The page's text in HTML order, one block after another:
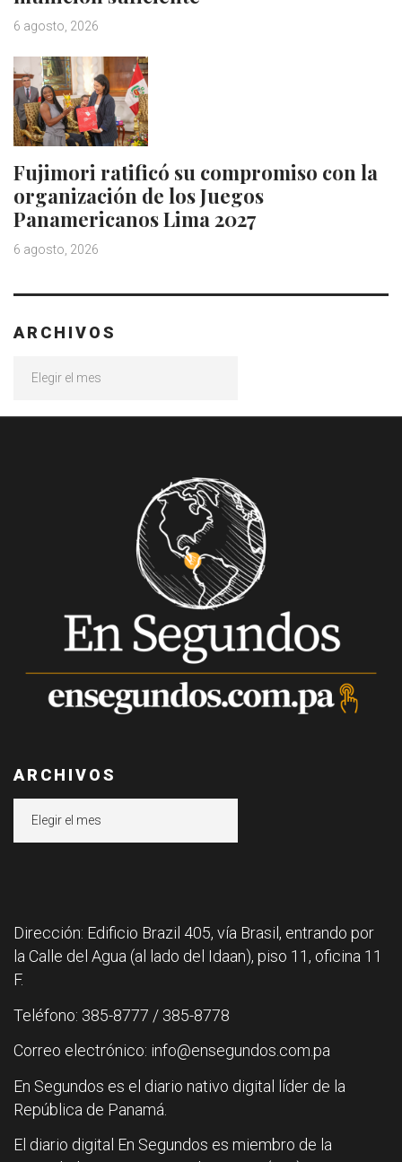
6 agosto, 2026
Fujimori ratificó su compromiso con la
organización de los Juegos
Panamericanos Lima 2027
6 agosto, 2026
ARCHIVOS
ARCHIVOS
Dirección: Edificio Brazil 405, vía Brasil, entrando por
la Calle del Agua (al lado del Idaan), piso 11, oficina 11
F.
Teléfono: 385-8777 / 385-8778
Correo electrónico: info@ensegundos.com.pa
En Segundos es el diario nativo digital líder de la
República de Panamá.
El diario digital En Segundos es miembro de la